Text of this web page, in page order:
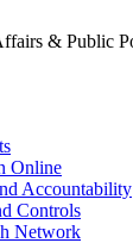
Online
Accountability
Controls
Network